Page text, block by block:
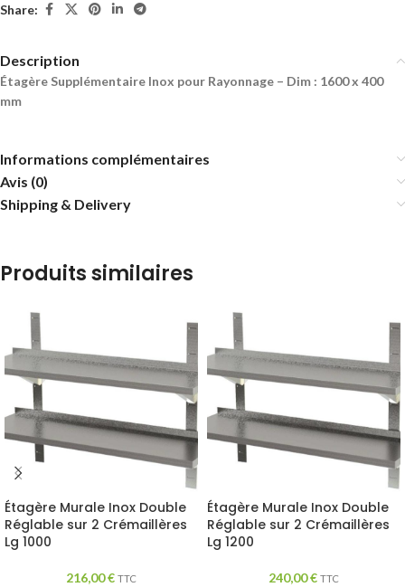
Share:
Description
Étagère Supplémentaire Inox pour Rayonnage – Dim : 1600 x 400
mm
Informations complémentaires
Avis (0)
Shipping & Delivery
Produits similaires
Étagère Murale Inox Double
Réglable sur 2 Crémaillères
Lg 1000
216,00€ TTC
Étagère Murale Inox Double
Réglable sur 2 Crémaillères
Lg 1200
240,00€ TTC